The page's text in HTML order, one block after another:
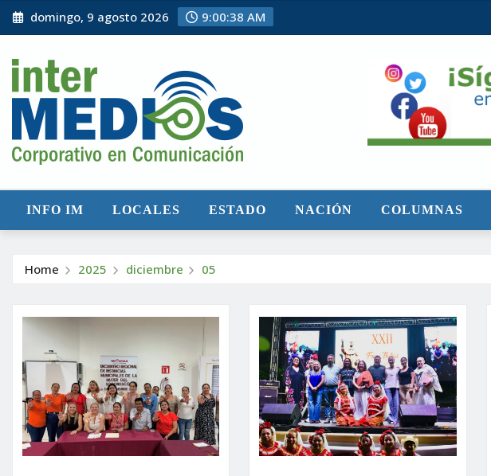
Skip
to
domingo, 9 agosto 2026 9:00:40 AM
INFO IM LOCALES ESTADO NACIÓN COLUMNAS
Home 2025 diciembre 05